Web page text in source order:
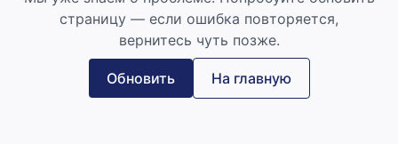
страницу — если ошибка повторяется,
вернитесь чуть позже.
Обновить На главную